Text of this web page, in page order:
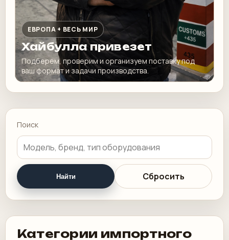
ЕВРОПА + ВЕСЬ МИР
Хайбулла привезет
Подберем, проверим и организуем поставку под
ваш формат и задачи производства.
Поиск
Найти Сбросить
Категории импортного